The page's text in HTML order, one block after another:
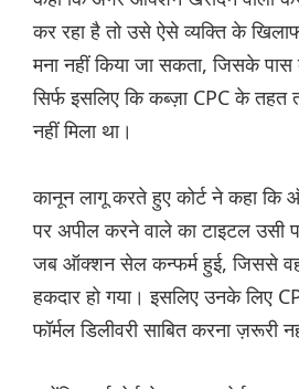
कर रहा है तो उसे ऐसे व्यक्ति के
मना नहीं किया जा सकता, जिसके
सिर्फ इसलिए कि कब्ज़ा CPC के तहत
नहीं मिला था।
कानून लागू करते हुए कोर्ट ने कहा कि
पर अपील करने वाले का टाइटल उसी
जब ऑक्शन सेल कन्फर्म हुई, जिससे
हकदार हो गया। इसलिए उनके लिए
फॉर्मल डिलीवरी साबित करना ज़रूरी